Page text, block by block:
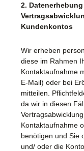
2.
Kundenkontos
Wir erheben
diese im Rahmen
Kontaktaufnahme
E-Mail) oder bei
mitteilen.
da wir in diesen
Kontaktaufnahme
benötigen und Sie
und/ oder die